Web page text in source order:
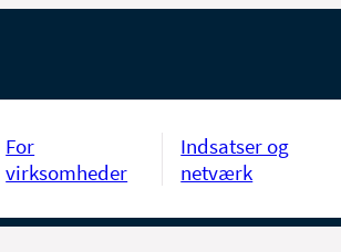
For
virksomheder
Indsatser og
netværk